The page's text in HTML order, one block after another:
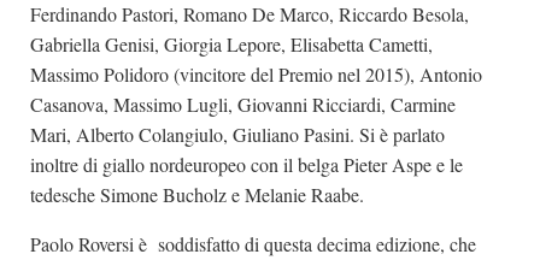
Ferdinando Pastori, Romano De Marco, Riccardo Besola,
Gabriella Genisi, Giorgia Lepore, Elisabetta Cametti,
Massimo Polidoro (vincitore del Premio nel 2015), Antonio
Casanova, Massimo Lugli, Giovanni Ricciardi, Carmine
Mari, Alberto Colangiulo, Giuliano Pasini. Si è parlato
inoltre di giallo nordeuropeo con il belga Pieter Aspe e le
tedesche Simone Bucholz e Melanie Raabe.
Paolo Roversi è soddisfatto di questa decima edizione, che